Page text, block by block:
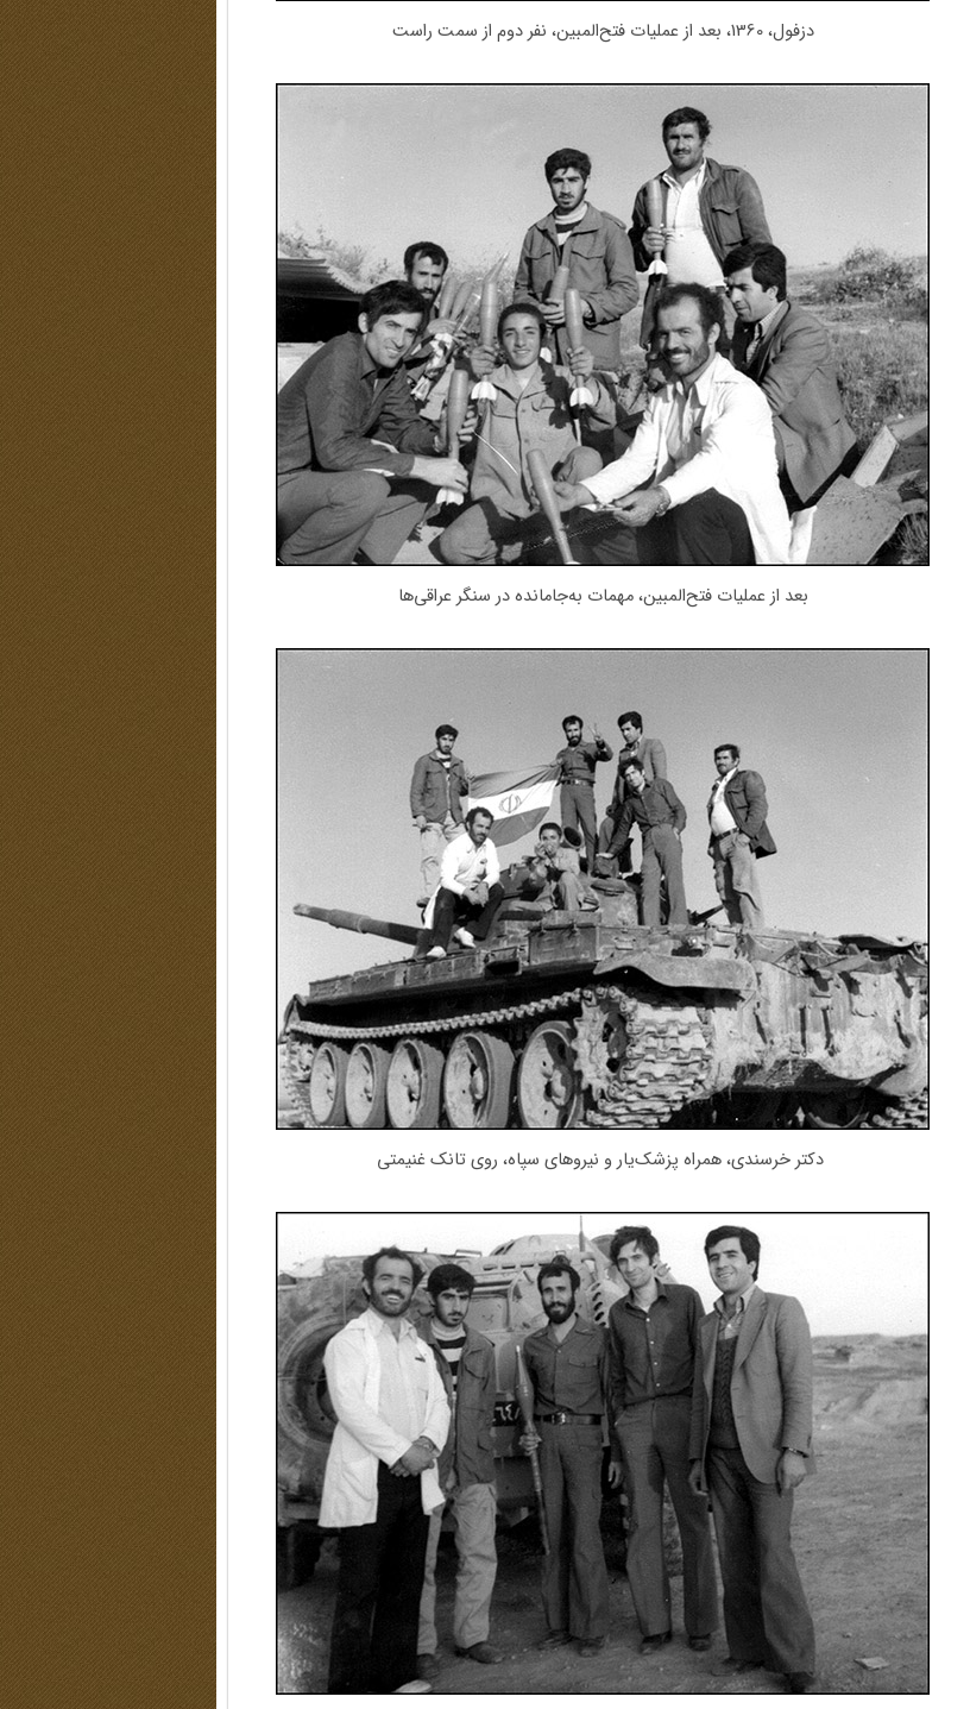
دزفول، 1360، بعد از عملیات فتح‌المبین، نفر دوم از سمت راست
بعد از عملیات فتح‌المبین، مهمات به‌جامانده در سنگر عراقی‌ها
دکتر خرسندی، همراه پزشک‌یار و نیروهای سپاه، روی تانک غنیمتی